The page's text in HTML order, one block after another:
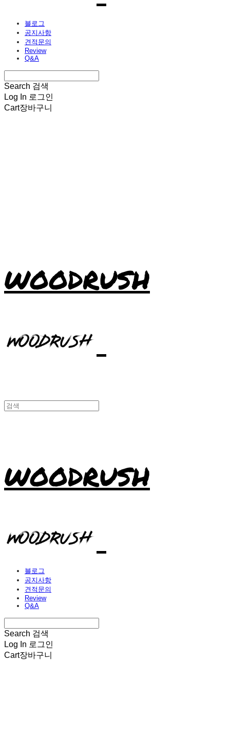
블로그
공지사항
견적문의
Review
Q&A
Search 검색
Log In 로그인
Cart장바구니
WOODRUSH
WOODRUSH
블로그
공지사항
견적문의
Review
Q&A
Search 검색
Log In 로그인
Cart장바구니